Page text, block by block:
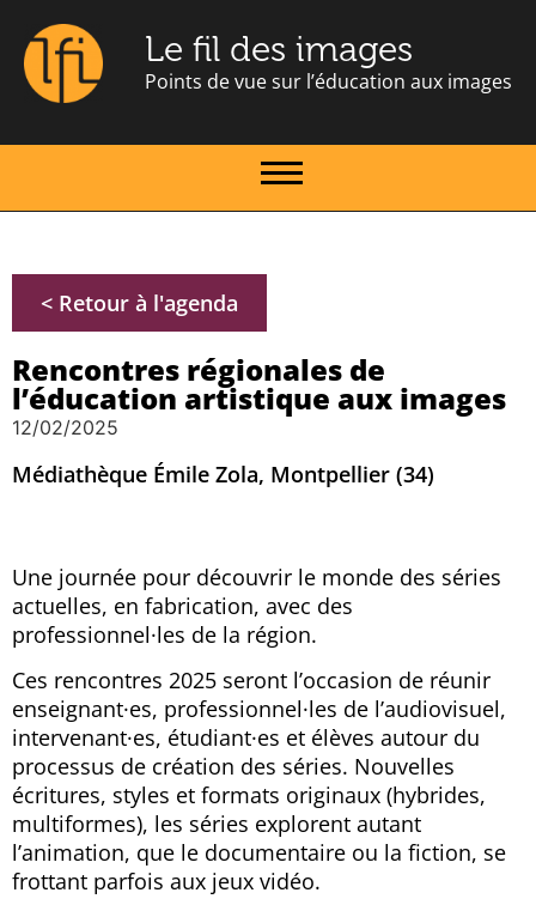
Le fil des images
Points de vue sur l’éducation aux images
< Retour à l'agenda
Rencontres régionales de
l’éducation artistique aux images
12/02/2025
Médiathèque Émile Zola, Montpellier (34)
Une journée pour découvrir le monde des séries
actuelles, en fabrication, avec des
professionnel·les de la région.
Ces rencontres 2025 seront l’occasion de réunir
enseignant·es, professionnel·les de l’audiovisuel,
intervenant·es, étudiant·es et élèves autour du
processus de création des séries. Nouvelles
écritures, styles et formats originaux (hybrides,
multiformes), les séries explorent autant
l’animation, que le documentaire ou la fiction, se
frottant parfois aux jeux vidéo.